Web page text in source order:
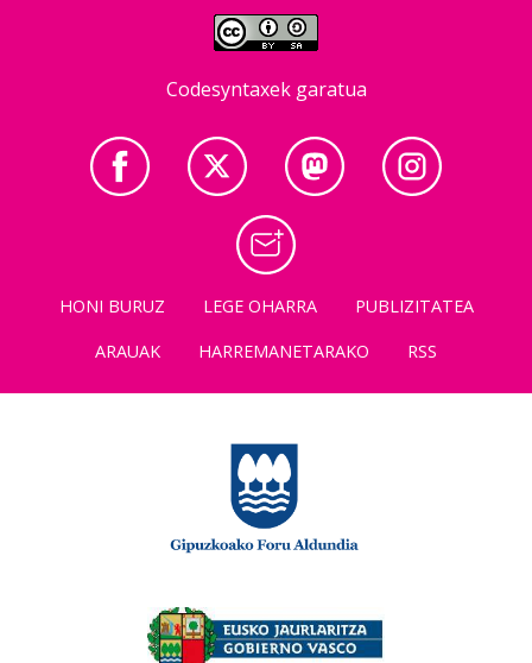
Codesyntaxek garatua
HONI BURUZ LEGE OHARRA
PUBLIZITATEA
ARAUAK
HARREMANETARAKO RSS